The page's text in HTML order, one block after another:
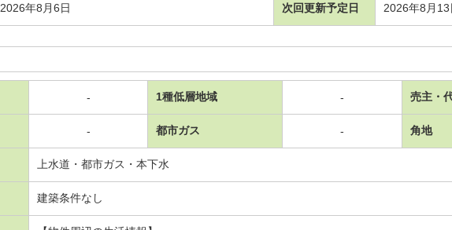
2026年8月6日 次回更新予定日 2026年8月13
- 1種低層地域 - 売主・
- 都市ガス - 角地
上水道・都市ガス・本下水
建築条件なし